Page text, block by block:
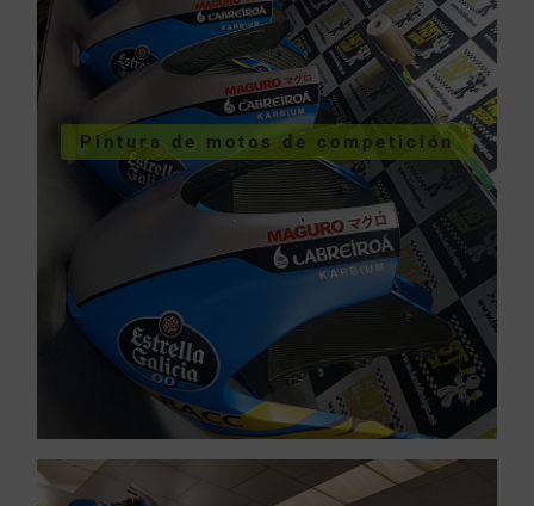
Pintura de motos de competición
Pintura de motos de
competición
VER PINTURA MOTOS
COMPETICIÓN